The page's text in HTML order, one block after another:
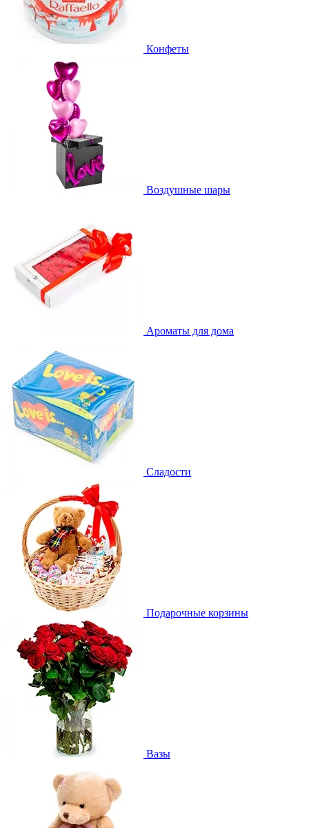
Конфеты
Воздушные шары
Ароматы для дома
Сладости
Подарочные корзины
Вазы